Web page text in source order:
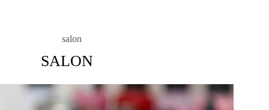
SALON